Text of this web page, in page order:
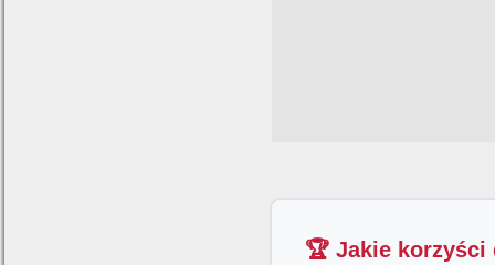
🏆 Jakie korzyści